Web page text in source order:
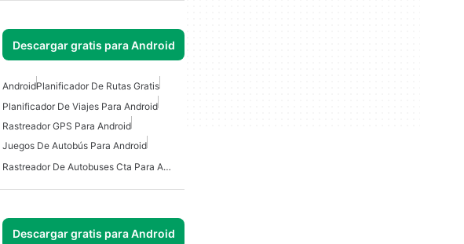
Descargar gratis para Android
AndroidPlanificador De Rutas Gratis
Planificador De Viajes Para Android
Rastreador GPS Para Android
Juegos De Autobús Para Android
Rastreador De Autobuses Cta Para Android
Descargar gratis para Android